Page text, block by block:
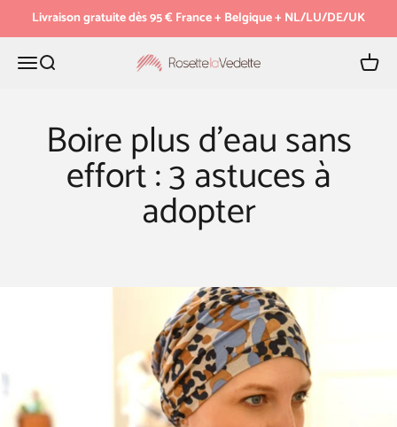
Passer au contenu
Livraison gratuite dès 95 € France + Belgique + NL/LU/DE/UK
MenuRecherche Rosette la Vedette Panier
Boire plus d’eau sans
effort : 3 astuces à
adopter